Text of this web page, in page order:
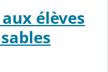
élèves